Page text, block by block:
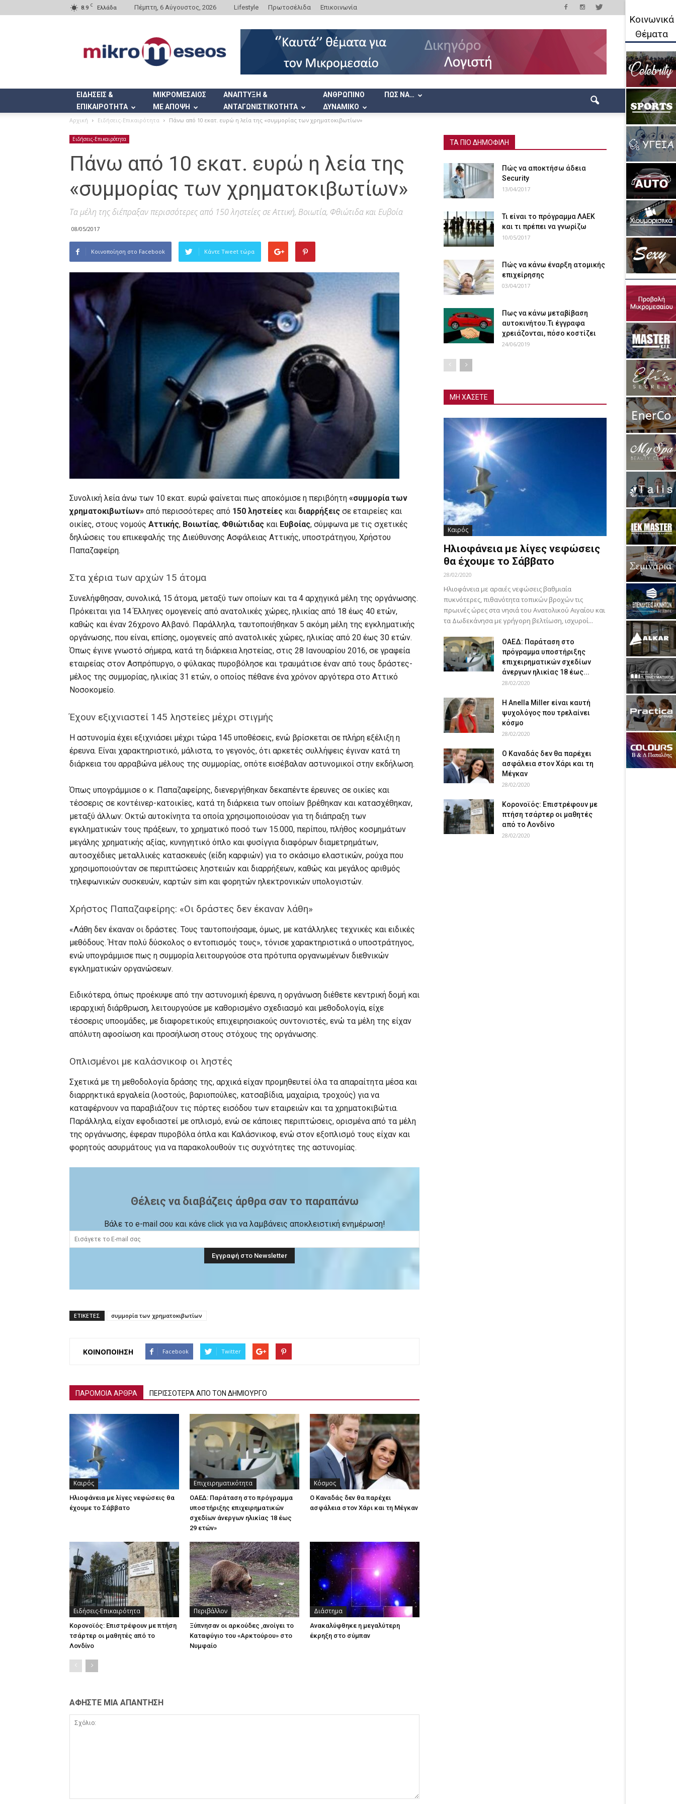
8.9 C Ελλάδα Πέμπτη, 6 Αύγουστος, 2026 Lifestyle Πρωτοσέλιδα Επικοινωνία
ΕΙΔΗΣΕΙΣ &
ΕΠΙΚΑΙΡΟΤΗΤΑ
ΜΙΚΡΟΜΕΣΑΙΟΣ
ΜΕ ΑΠΟΨΗ
ΑΝΑΠΤΥΞΗ &
ΑΝΤΑΓΩΝΙΣΤΙΚΟΤΗΤΑ
ΑΝΘΡΩΠΙΝΟ
ΔΥΝΑΜΙΚΟ
ΠΩΣ ΝΑ…
Αρχική Ειδήσεις-Επικαιρότητα Πάνω από 10 εκατ. ευρώ η λεία της «συμμορίας των χρηματοκιβωτίων»
Ειδήσεις-Επικαιρότητα
Πάνω από 10 εκατ. ευρώ η λεία της
«συμμορίας των χρηματοκιβωτίων»
Τα μέλη της διέπραξαν περισσότερες από 150 ληστείες σε Αττική, Βοιωτία, Φθιώτιδα και Ευβοία
08/05/2017
Κοινοποίηση στο Facebook Κάντε Tweet τώρα
Συνολική λεία άνω των 10 εκατ. ευρώ φαίνεται πως αποκόμισε η περιβόητη «συμμορία των
χρηματοκιβωτίων» από περισσότερες από 150 ληστείες και διαρρήξεις σε εταιρείες και
οικίες, στους νομούς Αττικής, Βοιωτίας, Φθιώτιδας και Ευβοίας, σύμφωνα με τις σχετικές
δηλώσεις του επικεφαλής της Διεύθυνσης Ασφάλειας Αττικής, υποστράτηγου, Χρήστου
Παπαζαφείρη.
Στα χέρια των αρχών 15 άτομα
Συνελήφθησαν, συνολικά, 15 άτομα, μεταξύ των οποίων και τα 4 αρχηγικά μέλη της οργάνωσης.
Πρόκειται για 14 Έλληνες ομογενείς από ανατολικές χώρες, ηλικίας από 18 έως 40 ετών,
καθώς και έναν 26χρονο Αλβανό. Παράλληλα, ταυτοποιήθηκαν 5 ακόμη μέλη της εγκληματικής
οργάνωσης, που είναι, επίσης, ομογενείς από ανατολικές χώρες, ηλικίας από 20 έως 30 ετών.
Όπως έγινε γνωστό σήμερα, κατά τη διάρκεια ληστείας, στις 28 Ιανουαρίου 2016, σε γραφεία
εταιρείας στον Ασπρόπυργο, ο φύλακας πυροβόλησε και τραυμάτισε έναν από τους δράστες-
μέλος της συμμορίας, ηλικίας 31 ετών, ο οποίος πέθανε ένα χρόνον αργότερα στο Αττικό
Νοσοκομείο.
Έχουν εξιχνιαστεί 145 ληστείες μέχρι στιγμής
Η αστυνομία έχει εξιχνιάσει μέχρι τώρα 145 υποθέσεις, ενώ βρίσκεται σε πλήρη εξέλιξη η
έρευνα. Είναι χαρακτηριστικό, μάλιστα, το γεγονός, ότι αρκετές συλλήψεις έγιναν κατά τη
διάρκεια του αρραβώνα μέλους της συμμορίας, οπότε εισέβαλαν αστυνομικοί στην εκδήλωση.
Όπως υπογράμμισε ο κ. Παπαζαφείρης, διενεργήθηκαν δεκαπέντε έρευνες σε οικίες και
τέσσερις σε κοντέινερ-κατοικίες, κατά τη διάρκεια των οποίων βρέθηκαν και κατασχέθηκαν,
μεταξύ άλλων: Οκτώ αυτοκίνητα τα οποία χρησιμοποιούσαν για τη διάπραξη των
εγκληματικών τους πράξεων, το χρηματικό ποσό των 15.000, περίπου, πλήθος κοσμημάτων
μεγάλης χρηματικής αξίας, κυνηγητικό όπλο και φυσίγγια διαφόρων διαμετρημάτων,
αυτοσχέδιες μεταλλικές κατασκευές (είδη καρφιών) για το σκάσιμο ελαστικών, ρούχα που
χρησιμοποιούνταν σε περιπτώσεις ληστειών και διαρρήξεων, καθώς και μεγάλος αριθμός
τηλεφωνικών συσκευών, καρτών sim και φορητών ηλεκτρονικών υπολογιστών.
Χρήστος Παπαζαφείρης: «Οι δράστες δεν έκαναν λάθη»
«Λάθη δεν έκαναν οι δράστες. Τους ταυτοποιήσαμε, όμως, με κατάλληλες τεχνικές και ειδικές
μεθόδους. Ήταν πολύ δύσκολος ο εντοπισμός τους», τόνισε χαρακτηριστικά ο υποστράτηγος,
ενώ υπογράμμισε πως η συμμορία λειτουργούσε στα πρότυπα οργανωμένων διεθνικών
εγκληματικών οργανώσεων.
Ειδικότερα, όπως προέκυψε από την αστυνομική έρευνα, η οργάνωση διέθετε κεντρική δομή και
ιεραρχική διάρθρωση, λειτουργούσε με καθορισμένο σχεδιασμό και μεθοδολογία, είχε
τέσσερις υποομάδες, με διαφορετικούς επιχειρησιακούς συντονιστές, ενώ τα μέλη της είχαν
απόλυτη αφοσίωση και προσήλωση στους στόχους της οργάνωσης.
Οπλισμένοι με καλάσνικοφ οι ληστές
Σχετικά με τη μεθοδολογία δράσης της, αρχικά είχαν προμηθευτεί όλα τα απαραίτητα μέσα και
διαρρηκτικά εργαλεία (λοστούς, βαριοπούλες, κατσαβίδια, μαχαίρια, τροχούς) για να
καταφέρνουν να παραβιάζουν τις πόρτες εισόδου των εταιρειών και τα χρηματοκιβώτια.
Παράλληλα, είχαν εφοδιαστεί με οπλισμό, ενώ σε κάποιες περιπτώσεις, ορισμένα από τα μέλη
της οργάνωσης, έφεραν πυροβόλα όπλα και Καλάσνικοφ, ενώ στον εξοπλισμό τους είχαν και
φορητούς ασυρμάτους για να παρακολουθούν τις συχνότητες της αστυνομίας.
Θέλεις να διαβάζεις άρθρα σαν το παραπάνω
Βάλε το e-mail σου και κάνε click για να λαμβάνεις αποκλειστική ενημέρωση!
ΕΤΙΚΕΤΕΣ συμμορία των χρηματοκιβωτίων
ΚΟΙΝΟΠΟΙΗΣΗ Facebook Twitter
ΠΑΡΟΜΟΙΑ ΑΡΘΡΑ ΠΕΡΙΣΣΟΤΕΡΑ ΑΠΟ ΤΟΝ ΔΗΜΙΟΥΡΓΟ
Καιρός
Ηλιοφάνεια με λίγες νεφώσεις θα
έχουμε το Σάββατο
Επιχειρηματικότητα
ΟΑΕΔ: Παράταση στο πρόγραμμα
υποστήριξης επιχειρηματικών
σχεδίων άνεργων ηλικίας 18 έως
29 ετών»
Κόσμος
Ο Καναδάς δεν θα παρέχει
ασφάλεια στον Χάρι και τη Μέγκαν
Ειδήσεις-Επικαιρότητα
Κορονοϊός: Επιστρέφουν με πτήση
τσάρτερ οι μαθητές από το
Λονδίνο
Περιβάλλον
Ξύπνησαν οι αρκούδες ,ανοίγει το
Καταφύγιο του «Αρκτούρου» στο
Νυμφαίο
Διάστημα
Ανακαλύφθηκε η μεγαλύτερη
έκρηξη στο σύμπαν
ΑΦΗΣΤΕ ΜΙΑ ΑΠΑΝΤΗΣΗ
ΤΑ ΠΙΟ ΔΗΜΟΦΙΛΗ
Πώς να αποκτήσω άδεια
Security
13/04/2017
Τι είναι το πρόγραμμα ΛΑΕΚ
και τι πρέπει να γνωρίζω
10/05/2017
Πώς να κάνω έναρξη ατομικής
επιχείρησης
03/04/2017
Πως να κάνω μεταβίβαση
αυτοκινήτου.Τι έγγραφα
χρειάζονται, πόσο κοστίζει
24/06/2019
ΜΗ ΧΑΣΕΤΕ
Καιρός
Ηλιοφάνεια με λίγες νεφώσεις
θα έχουμε το Σάββατο
28/02/2020
Ηλιοφάνεια με αραιές νεφώσεις βαθμιαία
πυκνότερες, πιθανότητα τοπικών βροχών τις
πρωινές ώρες στα νησιά του Ανατολικού Αιγαίου και
τα Δωδεκάνησα με γρήγορη βελτίωση, ισχυροί...
ΟΑΕΔ: Παράταση στο
πρόγραμμα υποστήριξης
επιχειρηματικών σχεδίων
άνεργων ηλικίας 18 έως...
28/02/2020
Η Anella Miller είναι καυτή
ψυχολόγος που τρελαίνει
κόσμο
28/02/2020
Ο Καναδάς δεν θα παρέχει
ασφάλεια στον Χάρι και τη
Μέγκαν
28/02/2020
Κορονοϊός: Επιστρέφουν με
πτήση τσάρτερ οι μαθητές
από το Λονδίνο
28/02/2020
Κοινωνικά
Θέματα